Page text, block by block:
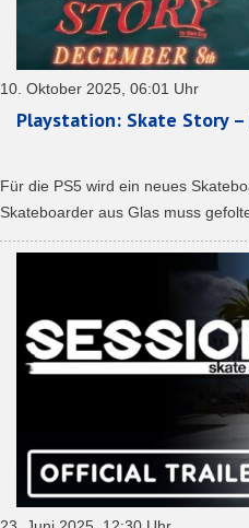
10. Oktober 2025, 06:01 Uhr
Playstation: Skate Story
Für die PS5 wird ein neues
Skateboarder aus Glas muss